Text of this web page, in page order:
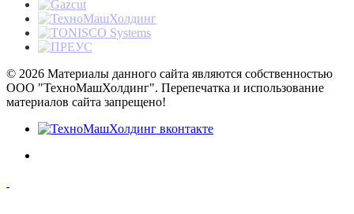
© 2026 Материалы данного сайта являются собственностью
ООО "ТехноМашХолдинг". Перепечатка и использование
материалов сайта запрещено!